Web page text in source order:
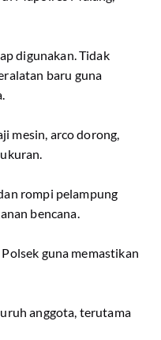
digunakan. Tidak
baru guna
mesin, arco dorong,
rompi pelampung
bencana.
guna memastikan
anggota, terutama